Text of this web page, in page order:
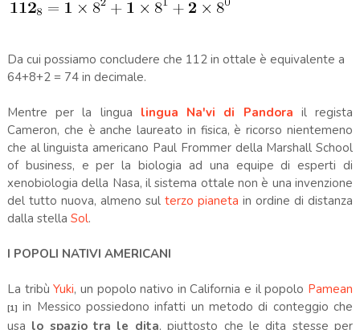
Da cui possiamo concludere che 112 in ottale è equivalente a
64+8+2 = 74 in decimale.
Mentre per la lingua lingua Na'vi di Pandora il regista
Cameron, che è anche laureato in fisica, è ricorso nientemeno
che al linguista americano Paul Frommer della Marshall School
of business, e per la biologia ad una equipe di esperti di
xenobiologia della Nasa, il sistema ottale non è una invenzione
del tutto nuova, almeno sul terzo pianeta in ordine di distanza
dalla stella Sol.
I POPOLI NATIVI AMERICANI
La tribùYuki, un popolo nativo in California e il popolo Pamean
[1] in Messico possiedono infatti un metodo di conteggio che
usa lo spazio tra le dita, piuttosto che le dita stesse per